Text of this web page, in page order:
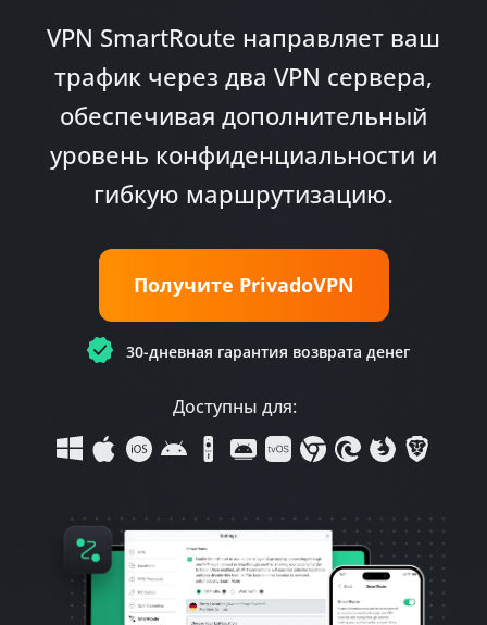
VPN SmartRoute направляет ваш
трафик через два VPN сервера,
обеспечивая дополнительный
уровень конфиденциальности и
гибкую маршрутизацию.
Получите PrivadoVPN
30-дневная гарантия возврата денег
Доступны для: